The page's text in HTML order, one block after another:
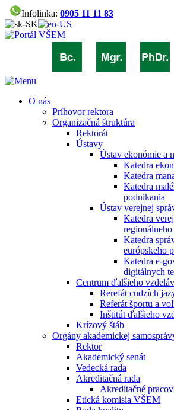
Infolinka: 0905 11 11 83
O nás
Príhovor rektora
Organizačná štruktúra
Rektorát
Ústavy
Ústav ekonómie a
Katedra
Katedra
Katedra
podnikania
Ústav verejnej
Katedra
Katedra
európskeho
Katedra e-
digitálnych
Centrum ďalšieho
Rerefát cudzích
Referát športu a
Inštitút ďalšieho
Krízový štáb
Orgány akademickej
Rektor
Akademický senát
Vedecká rada
Akreditačná rada
Akreditačné
Etická komisia VŠEM